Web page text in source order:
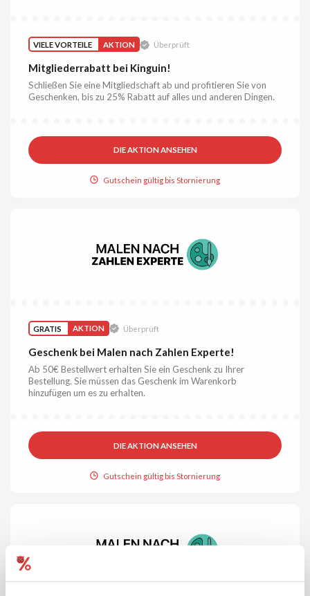
VIELE VORTEILE AKTION Überprüft
Mitgliederrabatt bei Kinguin!
Schließen Sie eine Mitgliedschaft ab und profitieren Sie von
Geschenken, bis zu 25% Rabatt auf alles und anderen Dingen.
DIE AKTION ANSEHEN
Gutschein gültig bis Stornierung
GRATIS AKTION Überprüft
Geschenk bei Malen nach Zahlen Experte!
Ab 50€ Bestellwert erhalten Sie ein Geschenk zu Ihrer
Bestellung. Sie müssen das Geschenk im Warenkorb
hinzufügen um es zu erhalten.
DIE AKTION ANSEHEN
Gutschein gültig bis Stornierung